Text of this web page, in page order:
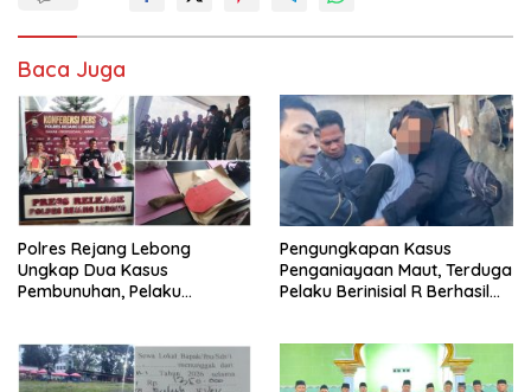
Baca Juga
Polres Rejang Lebong
Ungkap Dua Kasus
Pembunuhan, Pelaku
Pengungkapan Kasus
Penganiayaan Maut, Terduga
Pelaku Berinisial R Berhasil